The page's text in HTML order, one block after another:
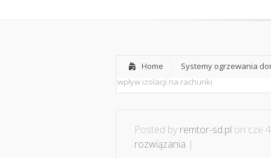
Home Systemy ogrzewania
wpływ izolacji na rachunki
Posted by remtor-sd.pl on cze
rozwiązania |